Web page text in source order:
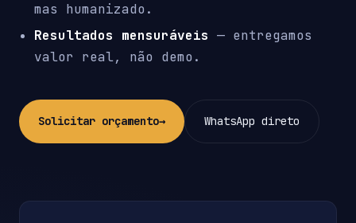
mas humanizado.
Resultados mensuráveis — entregamos
valor real, não demo.
Solicitar orçamento→ WhatsApp direto